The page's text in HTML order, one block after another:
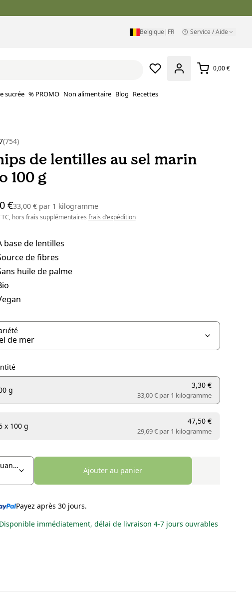
Belgique | FR Service / Aide
0,00 €
sucrée % PROMO Non alimentaire Blog Recettes
(754)
de lentilles au sel marin
100 g
€33,00 € par1 kilogramme
hors frais supplémentaires frais d'expédition
base de lentilles
de fibres
huile de palme
g
3,30 €
33,00 € par1 kilogramme
x 100 g
47,50 €
29,69 € par1 kilogramme
Quantité
Ajouter au panier
Payez après 30 jours.
Disponible immédiatement, délai de livraison 4-7 jours ouvrables